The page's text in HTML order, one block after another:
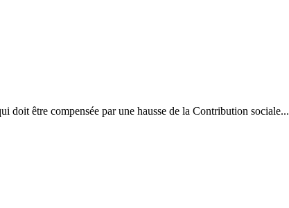
doit être compensée par une hausse de la Contribution sociale...